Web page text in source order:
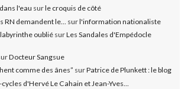
l'eau surle croquis de côté
RN demandent le...
surl'information nationaliste
oublié surLes Sandales d'Empédocle
Docteur Sangsue
comme des ânes” surPatrice de Plunkett : le blog
d'Hervé Le Cahain et Jean-Yves...